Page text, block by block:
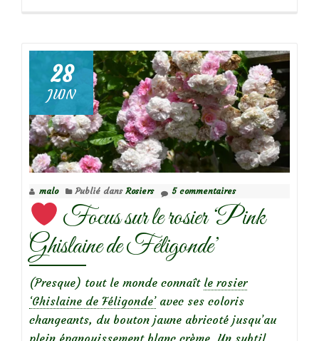
Kabouter
28
JUIN
malo Publié dans Rosiers 5 commentaires
Focus sur le rosier ‘Pink
Ghislaine de Féligonde’
(Presque) tout le monde connaît le rosier
‘Ghislaine de Féligonde’avec ses coloris
changeants, du bouton jaune abricoté jusqu’au